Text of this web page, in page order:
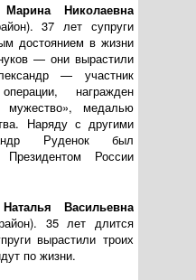
Николаевна
37 лет супруги
достоянием в жизни
— они вырастили
— участник
награжден
медалью
Наряду с другими
Руденок был
России
Васильевна
35 лет длится
вырастили троих
по жизни.